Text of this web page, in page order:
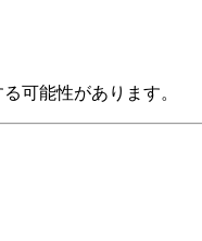
可能性があります。